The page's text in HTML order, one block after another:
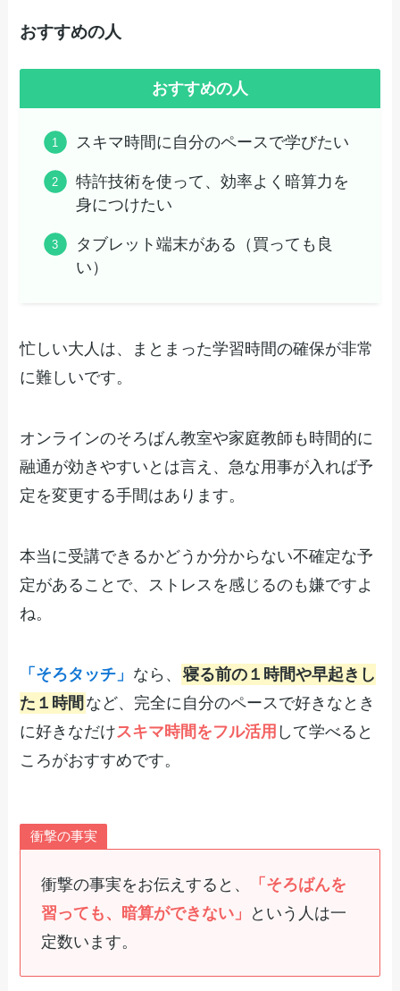
おすすめの人
おすすめの人
スキマ時間に自分のペースで学びたい
特許技術を使って、効率よく暗算力を
身につけたい
タブレット端末がある（買っても良
い）
忙しい大人は、まとまった学習時間の確保が非常
に難しいです。
オンラインのそろばん教室や家庭教師も時間的に
融通が効きやすいとは言え、急な用事が入れば予
定を変更する手間はあります。
本当に受講できるかどうか分からない不確定な予
定があることで、ストレスを感じるのも嫌ですよ
ね。
「そろタッチ」 なら、 寝る前の１時間や早起きし
た１時間 など、完全に自分のペースで好きなとき
に好きなだけスキマ時間をフル活用 して学べると
ころがおすすめです。
衝撃の事実
衝撃の事実をお伝えすると、
「そろばんを
習っても、暗算ができない」
という人は一
定数います。